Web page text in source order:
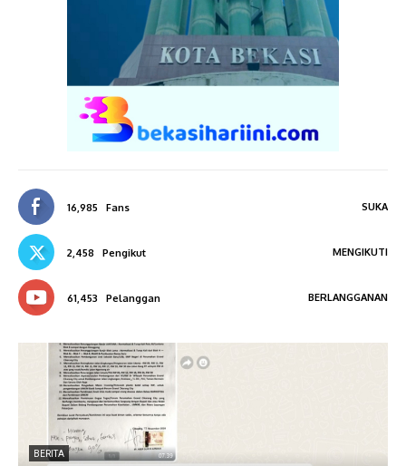
16,985 Fans SUKA
2,458 Pengikut MENGIKUTI
61,453 Pelanggan BERLANGGANAN
BERITA